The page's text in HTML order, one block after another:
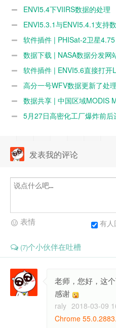
ENVI5.4下VIIRS数据的处理
ENVI5.3.1与ENVI5.4.1支持
软件插件 | PHISat-2卫星
数据下载 | NASA数据分发网
Unification Project）
软件插件 | ENVI5.6直接打
高分一号WFV数据更新了处
数据共享 | 中国区域MODIS
（GridMAIACAODChina）数据
5月27日高密化工厂爆炸前后
发表我的评论
有人
表情
(7)个小伙伴在吐槽
老师，您好，这
感谢
raly 2018-03-09
Chrome